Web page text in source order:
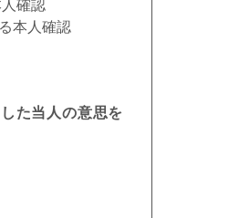
確認
本人確認
た当人の意思を